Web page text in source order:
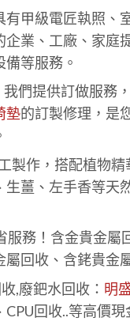
甲級電匠執照、
業、工廠、家庭
等服務。
們提供訂做服務
墊的訂製修理，是
製作，搭配植物
薑、左手香等天
務！含金貴金屬
回收、含銠貴金
,廢鈀水回收： 明
回收..等高價現